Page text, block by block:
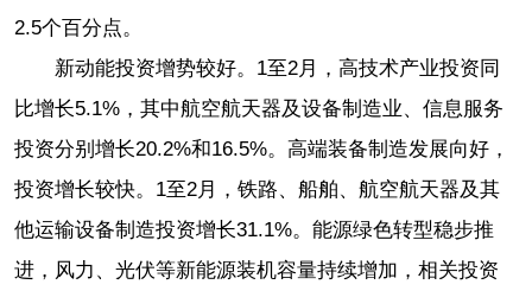
2.5个百分点。
新动能投资增势较好。1至2月，高技术产业投资同
比增长5.1%，其中航空航天器及设备制造业、信息服务
投资分别增长20.2%和16.5%。高端装备制造发展向好，
投资增长较快。1至2月，铁路、船舶、航空航天器及其
他运输设备制造投资增长31.1%。能源绿色转型稳步推
进，风力、光伏等新能源装机容量持续增加，相关投资